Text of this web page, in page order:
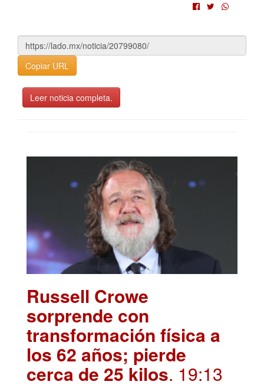
Copiar URL
Leer noticia completa.
Russell Crowe
sorprende con
transformación física a
los 62 años; pierde
cerca de 25 kilos. 19:13